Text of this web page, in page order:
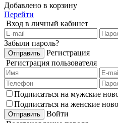
Добавлено в корзину
Перейти
Вход в личный кабинет
Забыли пароль?
Регистрация
Регистрация пользователя
Подписаться на мужские
Подписаться на женские
Войти